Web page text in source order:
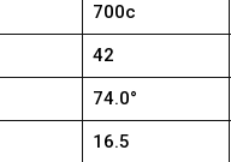
700c
42
74.0°
16.5